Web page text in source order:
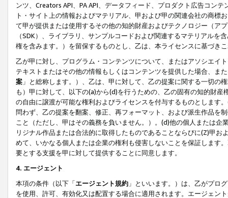
ンツ、Creators API、PA API、データフィード、プロダクト広告コン
ト・サイト上の情報およびマテリアル、甲および甲の関連会社の商
て甲が提供または使用するその他の知的財産およびテクノロジー（ア
（SDK）、ライブラリ、サンプルコードおよび関連するマテリアル
権を含みます。）を留保するものとし、乙は、本ライセンスに基づき
乙が甲に対し、プログラム・コンテンツについて、またはアソシエイ
テキストまたはその他の情報もしくはコンテンツを提供した場合、ま
案 」と総称します。）、乙は、甲に対して、乙の提案に関する一切
も）甲に対して、以下の(a)から(d)を行うための、乙の固有の知的財
の自由に譲渡が可能な権利およびライセンスを付与するものとします
問わず、乙の提案を翻案、修正、再フォーマット、および派生作品を
こと（ただし、甲はその義務を負いません。）。(d)他の個人または
リジナル作品または合法的に取得したものであることならびに(Z)甲
めて、いかなる個人または企業の権利も侵害しないことを保証します
要とする支援を甲に対して提供することに同意します。
4. エージェント
本項の条件（以下「エージェント規約 」といいます。）は、乙がプロ
を使用、許可、有効化又は配置する場合に適用されます。エージェン